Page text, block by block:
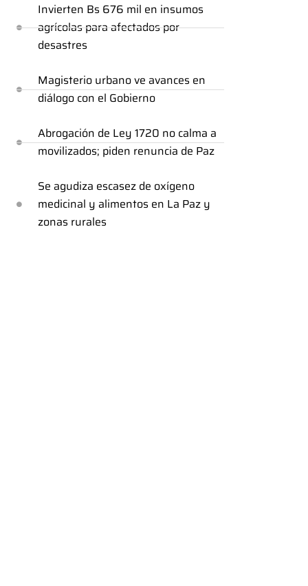
Invierten Bs 676 mil en insumos
agrícolas para afectados por
desastres
Magisterio urbano ve avances en
diálogo con el Gobierno
Abrogación de Ley 1720 no calma a
movilizados; piden renuncia de Paz
Se agudiza escasez de oxígeno
medicinal y alimentos en La Paz y
zonas rurales